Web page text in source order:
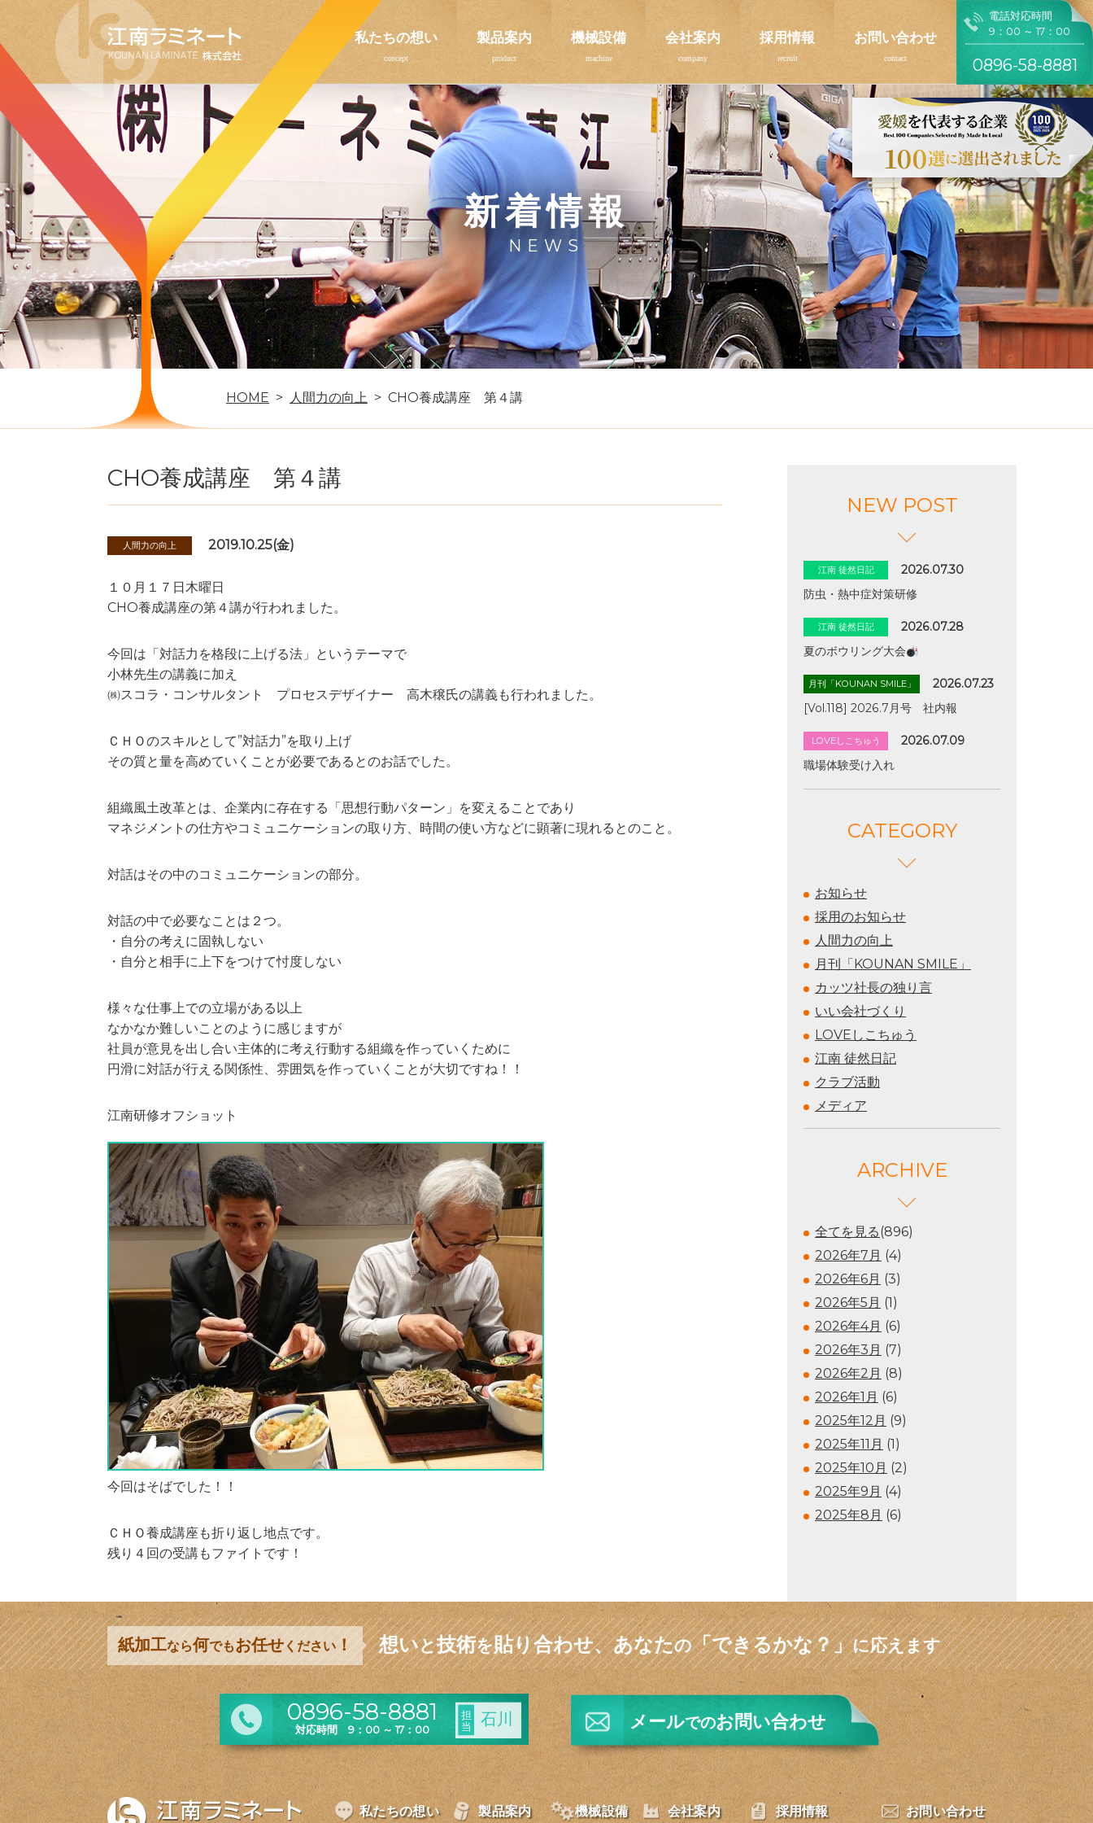
私たちの想い 製品案内 機械設備 会社案内 採用情報 お問い合わせ
電話対応時間
9：00 ～ 17：00
0896-58-8881
新着情報
HOME 人間力の向上 CHO養成講座 第４講
CHO養成講座 第４講
人間力の向上 2019.10.25(金)
１０月１７日木曜日
CHO養成講座の第４講が行われました。
今回は「対話力を格段に上げる法」というテーマで
小林先生の講義に加え
㈱スコラ・コンサルタント プロセスデザイナー 高木穣氏の講義も行われました。
ＣＨＯのスキルとして”対話力”を取り上げ
その質と量を高めていくことが必要であるとのお話でした。
組織風土改革とは、企業内に存在する「思想行動パターン」を変えることであり
マネジメントの仕方やコミュニケーションの取り方、時間の使い方などに顕著に現れるとのこと。
対話はその中のコミュニケーションの部分。
対話の中で必要なことは２つ。
・自分の考えに固執しない
・自分と相手に上下をつけて忖度しない
様々な仕事上での立場がある以上
なかなか難しいことのように感じますが
社員が意見を出し合い主体的に考え行動する組織を作っていくために
円滑に対話が行える関係性、雰囲気を作っていくことが大切ですね！！
江南研修オフショット
今回はそばでした！！
ＣＨＯ養成講座も折り返し地点です。
残り４回の受講もファイトです！
NEW POST
江南 徒然日記
2026.07.30
防虫・熱中症対策研修
江南 徒然日記
2026.07.28
夏のボウリング大会
月刊「KOUNAN SMILE」
2026.07.23
[Vol.118] 2026.7月号 社内報
LOVEしこちゅう
2026.07.09
職場体験受け入れ
CATEGORY
お知らせ
採用のお知らせ
人間力の向上
月刊「KOUNAN SMILE」
カッツ社長の独り言
いい会社づくり
LOVEしこちゅう
江南 徒然日記
クラブ活動
メディア
ARCHIVE
全てを見る(896)
2026年7月 (4)
2026年6月 (3)
2026年5月 (1)
2026年4月 (6)
2026年3月 (7)
2026年2月 (8)
2026年1月 (6)
2025年12月 (9)
2025年11月 (1)
2025年10月 (2)
2025年9月 (4)
2025年8月 (6)
紙加工なら何でもお任せ ください ！ 想いと技術を貼り合わせ、あなたの「できるかな？」に応えます
0896-58-8881
対応時間 9：00 ～ 17：00
担
当
石川 メールでのお問い合わせ
私たちの想い 製品案内 機械設備 会社案内 採用情報 お問い合わせ